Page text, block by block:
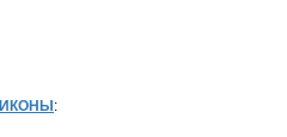
ИКОНЫ :